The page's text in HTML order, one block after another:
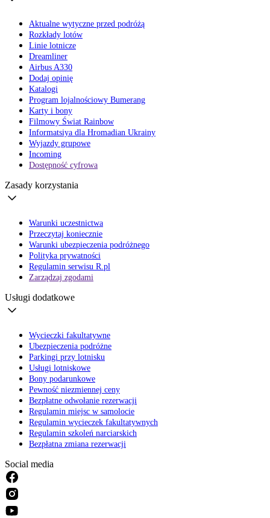
Aktualne wytyczne przed podróżą
Rozkłady lotów
Linie lotnicze
Dreamliner
Airbus A330
Dodaj opinię
Katalogi
Program lojalnościowy Bumerang
Karty i bony
Filmowy Świat Rainbow
Informatsiya dla Hromadian Ukrainy
Wyjazdy grupowe
Incoming
Dostępność cyfrowa
Zasady korzystania
Warunki uczestnictwa
Przeczytaj koniecznie
Warunki ubezpieczenia podróżnego
Polityka prywatności
Regulamin serwisu R.pl
Zarządzaj zgodami
Usługi dodatkowe
Wycieczki fakultatywne
Ubezpieczenia podróżne
Parkingi przy lotnisku
Usługi lotniskowe
Bony podarunkowe
Pewność niezmiennej ceny
Bezpłatne odwołanie rezerwacji
Regulamin miejsc w samolocie
Regulamin wycieczek fakultatywnych
Regulamin szkoleń narciarskich
Bezpłatna zmiana rezerwacji
Social media